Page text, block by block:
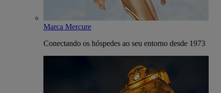
Marca Mercure
Conectando os hóspedes ao seu entorno desde 1973